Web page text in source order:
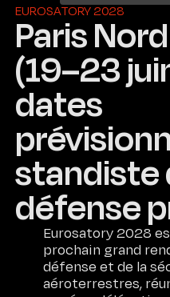
Paris
(19–23
dates
standiste
défense
EUROSATORY 2028
Eurosatory 2028
prochain grand
défense et de la
aéroterrestres,